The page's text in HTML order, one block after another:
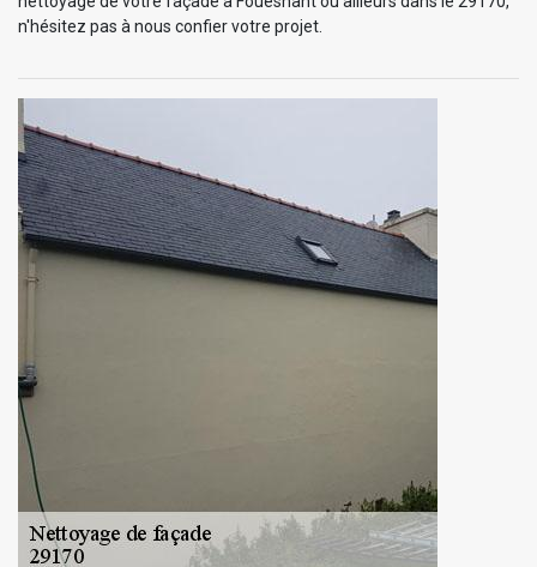
n'hésitez pas à nous confier votre projet.